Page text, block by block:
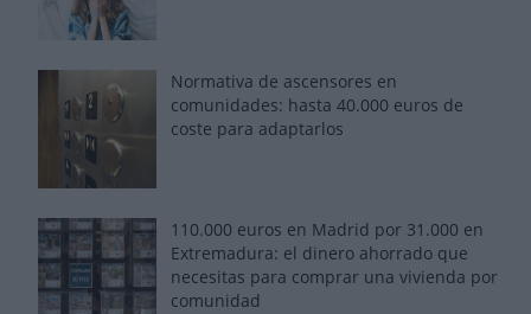
Normativa de ascensores en
comunidades: hasta 40.000 euros de
coste para adaptarlos
110.000 euros en Madrid por 31.000 en
Extremadura: el dinero ahorrado que
necesitas para comprar una vivienda por
comunidad